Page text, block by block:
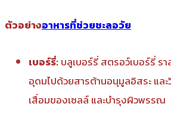
ตัวอย่างอาหารที่ช่วยชะลอวัย
เบอร์รี่: บลูเบอร์รี่ สตรอว์เบอร์รี่ ร
อุดมไปด้วยสารต้านอนุมูลอิสระ แล
เสื่อมของเซลล์ และบำรุงผิวพรรณ